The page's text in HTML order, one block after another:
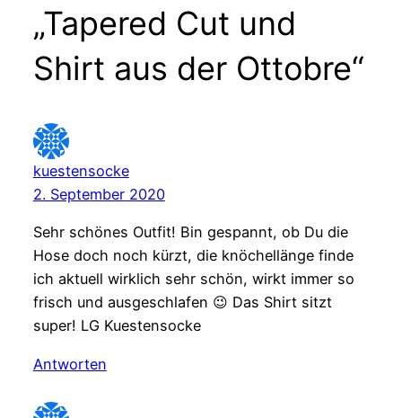
„Tapered Cut und
Shirt aus der Ottobre“
kuestensocke
2. September 2020
Sehr schönes Outfit! Bin gespannt, ob Du die
Hose doch noch kürzt, die knöchellänge finde
ich aktuell wirklich sehr schön, wirkt immer so
frisch und ausgeschlafen 😉 Das Shirt sitzt
super! LG Kuestensocke
Antworten